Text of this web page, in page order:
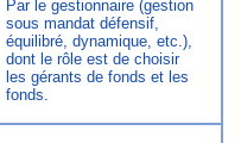
Par le gestionnaire (gestion
sous mandat défensif,
équilibré, dynamique, etc.),
dont le rôle est de choisir
les gérants de fonds et les
fonds.